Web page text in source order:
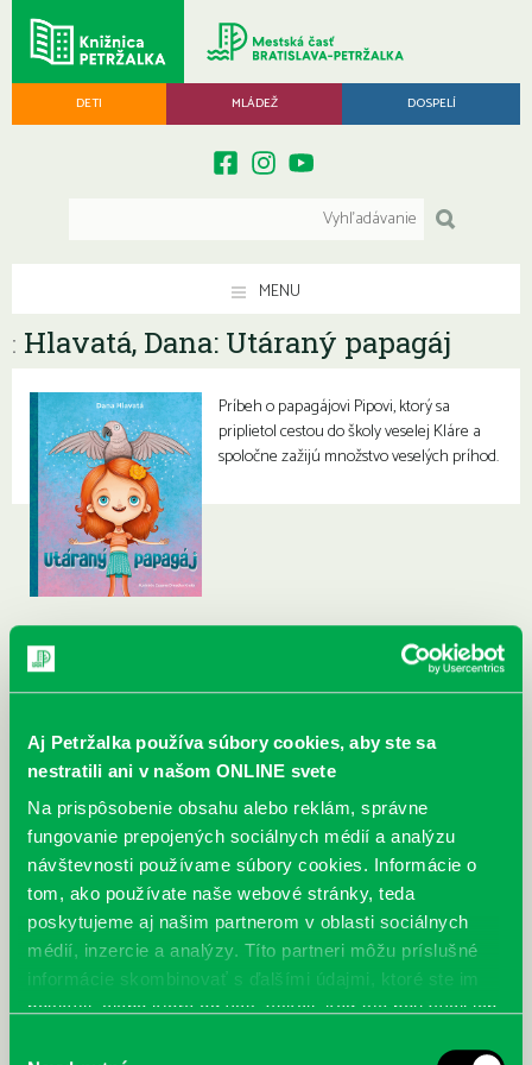
Aj Petržalka používa súbory cookies, aby ste sa
nestratili ani v našom ONLINE svete
Na prispôsobenie obsahu alebo reklám, správne
fungovanie prepojených sociálnych médií a analýzu
návštevnosti používame súbory cookies. Informácie o
tom, ako používate naše webové stránky, teda
poskytujeme aj našim partnerom v oblasti sociálnych
médií, inzercie a analýzy. Títo partneri môžu príslušné
informácie skombinovať s ďalšími údajmi, ktoré ste im
poskytli, alebo ktoré od vás získali, keď ste používali ich
DETI MLÁDEŽ DOSPELÍ
MENU
: Hlavatá, Dana: Utáraný papagáj
Príbeh o papagájovi Pipovi, ktorý sa
priplietol cestou do školy veselej Kláre a
spoločne zažijú množstvo veselých príhod.